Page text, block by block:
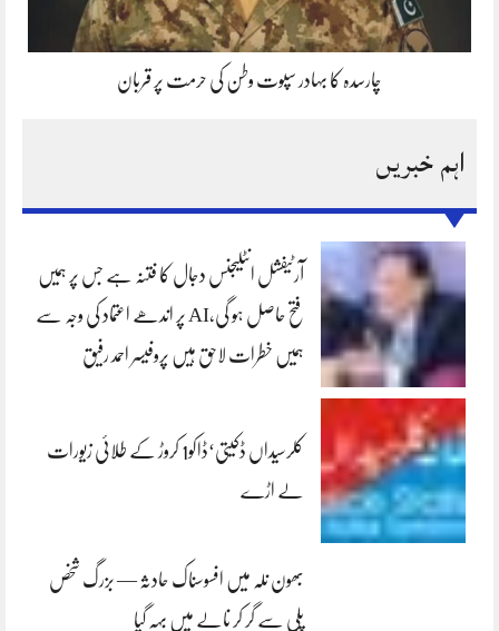
چارسدہ کا بہادر سپوت وطن کی حرمت پر قربان
اہم خبریں
آرٹیفشل انٹلیجنس دجال کا فتنہ ہے جس پر ہمیں
فتح حاصل ہو گی،AI پر اندھے اعتماد کی وجہ سے
ہمیں خطرات لاحق ہیں پروفیسر احمد رفیق
کلرسیداں ڈکیتی‘ڈاکو1 کروڑ کے طلائی زیورات
لے اڑے
بھون نلہ میں افسوسناک حادثہ — بزرگ شخص
پلی سے گر کر نالے میں بہہ گیا